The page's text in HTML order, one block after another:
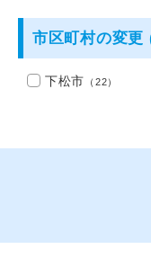
市区町村の変更
下松市 （22）